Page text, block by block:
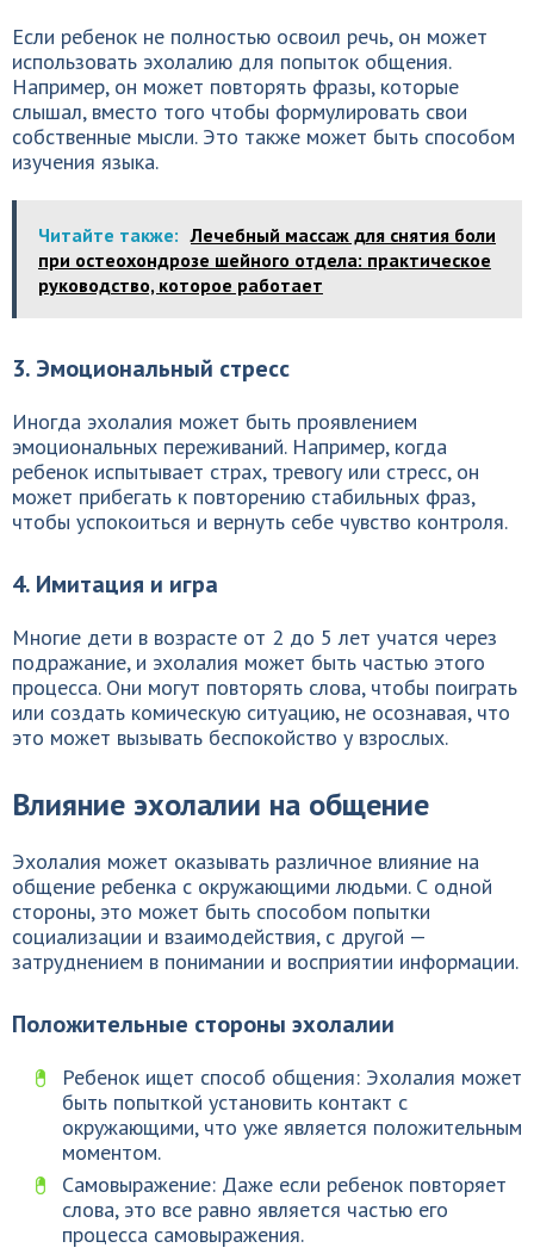
Если ребенок не полностью освоил речь, он может
использовать эхолалию для попыток общения.
Например, он может повторять фразы, которые
слышал, вместо того чтобы формулировать свои
собственные мысли. Это также может быть способом
изучения языка.
Читайте также: Лечебный массаж для снятия боли
при остеохондрозе шейного отдела: практическое
руководство, которое работает
3. Эмоциональный стресс
Иногда эхолалия может быть проявлением
эмоциональных переживаний. Например, когда
ребенок испытывает страх, тревогу или стресс, он
может прибегать к повторению стабильных фраз,
чтобы успокоиться и вернуть себе чувство контроля.
4. Имитация и игра
Многие дети в возрасте от 2 до 5 лет учатся через
подражание, и эхолалия может быть частью этого
процесса. Они могут повторять слова, чтобы поиграть
или создать комическую ситуацию, не осознавая, что
это может вызывать беспокойство у взрослых.
Влияние эхолалии на общение
Эхолалия может оказывать различное влияние на
общение ребенка с окружающими людьми. С одной
стороны, это может быть способом попытки
социализации и взаимодействия, с другой —
затруднением в понимании и восприятии информации.
Положительные стороны эхолалии
Ребенок ищет способ общения: Эхолалия может
быть попыткой установить контакт с
окружающими, что уже является положительным
моментом.
Самовыражение: Даже если ребенок повторяет
слова, это все равно является частью его
процесса самовыражения.